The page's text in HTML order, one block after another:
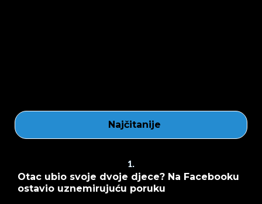
Najčitanije
1.
Otac ubio svoje dvoje djece? Na Facebooku
ostavio uznemirujuću poruku